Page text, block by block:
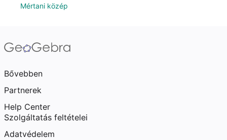
Mértani közép
Bővebben
Partnerek
Help Center
Szolgáltatás feltételei
Adatvédelem